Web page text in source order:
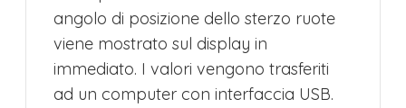
angolo di posizione dello sterzo ruote
viene mostrato sul display in
immediato. I valori vengono trasferiti
ad un computer con interfaccia USB.